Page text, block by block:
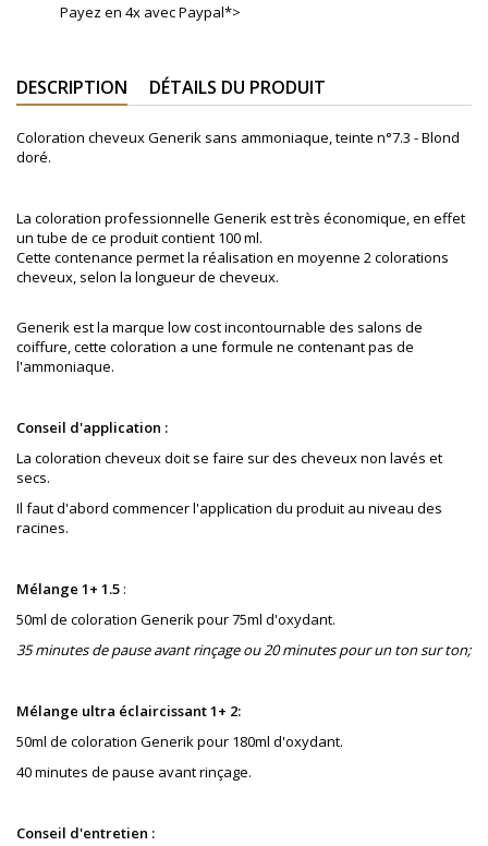
Payez en 4x avec Paypal*>
DESCRIPTION DÉTAILS DU PRODUIT
Coloration cheveux Generik sans ammoniaque, teinte n°7.3 - Blond
doré.
La coloration professionnelle Generik est très économique, en effet
un tube de ce produit contient 100 ml.
Cette contenance permet la réalisation en moyenne 2 colorations
cheveux, selon la longueur de cheveux.
Generik est la marque low cost incontournable des salons de
coiffure, cette coloration a une formule ne contenant pas de
l'ammoniaque.
Conseil d'application :
La coloration cheveux doit se faire sur des cheveux non lavés et
secs.
Il faut d'abord commencer l'application du produit au niveau des
racines.
Mélange 1+ 1.5 :
50ml de coloration Generik pour 75ml d'oxydant.
35 minutes de pause avant rinçage ou 20 minutes pour un ton sur ton;
Mélange ultra éclaircissant 1+ 2:
50ml de coloration Generik pour 180ml d'oxydant.
40 minutes de pause avant rinçage.
Conseil d'entretien :